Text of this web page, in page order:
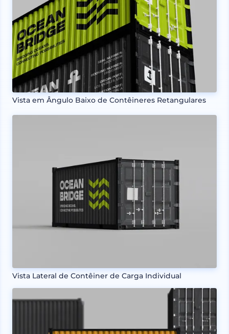
Vista em Ângulo Baixo de Contêineres Retangulares
Vista Lateral de Contêiner de Carga Individual